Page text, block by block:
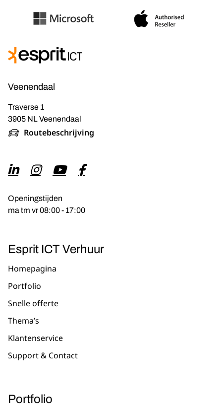
Veenendaal
Traverse 1
3905 NL Veenendaal
Routebeschrijving
Openingstijden
ma tm vr 08:00 - 17:00
Esprit ICT Verhuur
Homepagina
Portfolio
Snelle offerte
Thema’s
Klantenservice
Support & Contact
Portfolio